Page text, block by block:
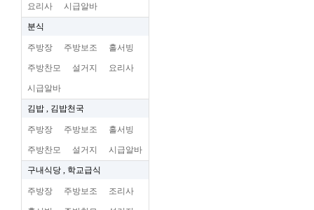
요리사 시급알바
분식
주방장 주방보조 홀서빙
주방찬모 설거지 요리사
시급알바
김밥 , 김밥천국
주방장 주방보조 홀서빙
주방찬모 설거지 시급알바
구내식당 , 학교급식
주방장 주방보조 조리사